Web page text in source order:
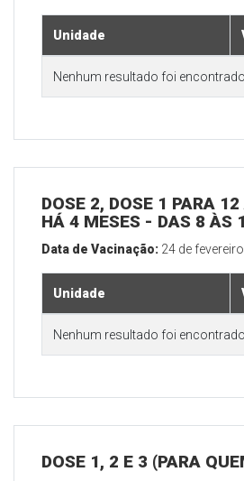
Unidade
Nenhum resultado foi encontrado.
DOSE 2, DOSE 1 PARA
HÁ 4 MESES - DAS 8 ÀS
Data de Vacinação: 24 de
Unidade
Nenhum resultado foi encontrado.
DOSE 1, 2 E 3 (PARA